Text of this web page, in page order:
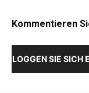
Kommentieren
LOGGEN SIE SICH